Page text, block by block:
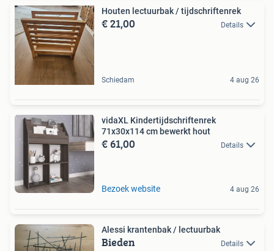
Houten lectuurbak / tijdschriftenrek
€ 21,00 Details
Schiedam 4 aug 26
vidaXL Kindertijdschriftenrek
71x30x114 cm bewerkt hout
€ 61,00 Details
Bezoek website 4 aug 26
Alessi krantenbak / lectuurbak
Bieden Details